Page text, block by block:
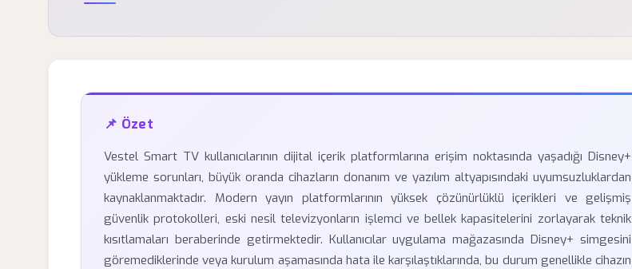
📌 Özet
Vestel Smart TV kullanıcılarının dijital içerik platformlarına erişim noktasında yaşadığı Disney+
yükleme sorunları, büyük oranda cihazların donanım ve yazılım altyapısındaki uyumsuzluklardan
kaynaklanmaktadır. Modern yayın platformlarının yüksek çözünürlüklü içerikleri ve gelişmiş
güvenlik protokolleri, eski nesil televizyonların işlemci ve bellek kapasitelerini zorlayarak teknik
kısıtlamaları beraberinde getirmektedir. Kullanıcılar uygulama mağazasında Disney+ simgesini
göremediklerinde veya kurulum aşamasında hata ile karşılaştıklarında, bu durum genellikle cihazın